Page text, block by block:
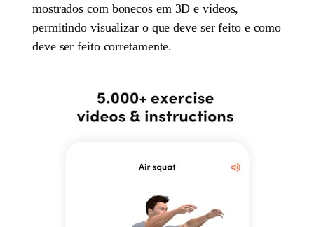
mostrados com bonecos em 3D e vídeos,
permitindo visualizar o que deve ser feito e como
deve ser feito corretamente.